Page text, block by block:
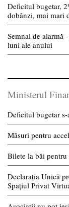
Deficitul bugetar,
dobânzi, mai mari
Semnal de alarmă
luni ale anului
Ministerul
Deficitul bugetar
Măsuri pentru
Bilete la băi
Declarația Unică
Spațiul Privat